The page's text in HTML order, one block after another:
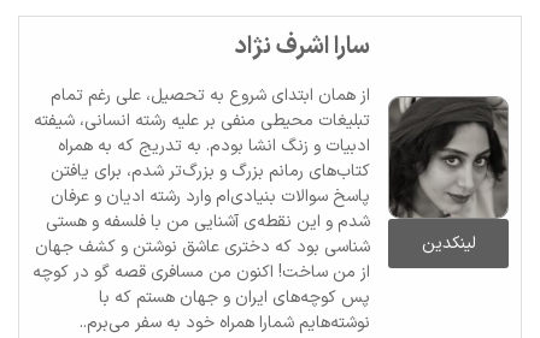
لینکدین
سارا اشرف نژاد
از همان ابتدای شروع به تحصیل، علی رغم تمام
تبلیغات محیطی منفی بر علیه رشته انسانی، شیفته
ادبیات و زنگ انشا بودم. به تدریج که به همراه
کتاب‌های رمانم بزرگ‌ و بزرگ‌تر شدم، برای یافتن
پاسخ سوالات بنیادی‌ام وارد رشته ادیان و عرفان
شدم و این نقطه‌ی آشنایی من با فلسفه و هستی
شناسی بود که دختری عاشق نوشتن و کشف جهان
از من ساخت! اکنون من مسافری قصه گو در کوچه
پس کوچه‌های ایران و جهان هستم که با
نوشته‌هایم شمارا همراه خود به سفر می‌برم..